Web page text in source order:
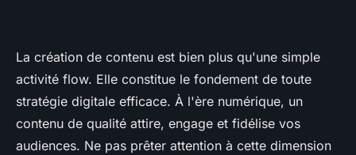
La création de contenu est bien plus qu'une simple
activité flow. Elle constitue le fondement de toute
stratégie digitale efficace. À l'ère numérique, un
contenu de qualité attire, engage et fidélise vos
audiences. Ne pas prêter attention à cette dimension